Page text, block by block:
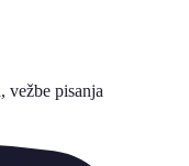
vežbe pisanja